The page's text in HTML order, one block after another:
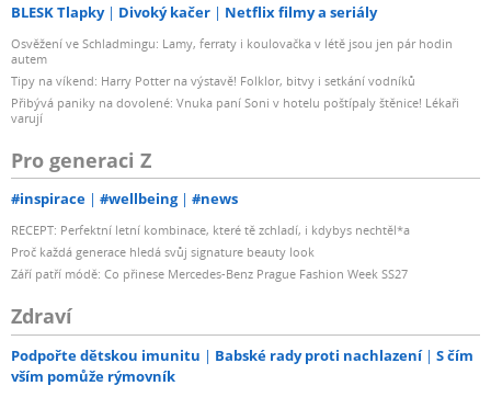
BLESK Tlapky Divoký kačer Netflix filmy a seriály
Osvěžení ve Schladmingu: Lamy, ferraty i koulovačka v létě jsou jen pár hodin
autem
Tipy na víkend: Harry Potter na výstavě! Folklor, bitvy i setkání vodníků
Přibývá paniky na dovolené: Vnuka paní Soni v hotelu poštípaly štěnice! Lékaři
varují
Pro generaci Z
#inspirace #wellbeing #news
RECEPT: Perfektní letní kombinace, které tě zchladí, i kdybys nechtěl*a
Proč každá generace hledá svůj signature beauty look
Září patří módě: Co přinese Mercedes-Benz Prague Fashion Week SS27
Zdraví
Podpořte dětskou imunitu Babské rady proti nachlazení
S čím
vším pomůže rýmovník